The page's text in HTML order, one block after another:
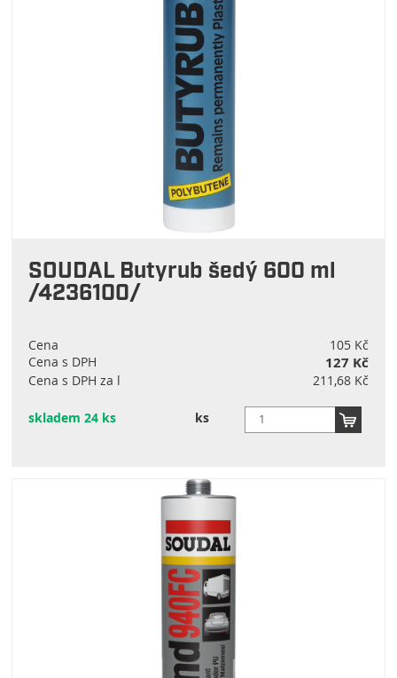
SOUDAL Butyrub šedý 600 ml
/4236100/
Cena
105 Kč
Cena s DPH
127 Kč
Cena s DPH za l 211,68 Kč
skladem 24 ks ks